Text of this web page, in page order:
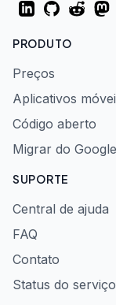
LinkedInGitHubReddit
PRODUTO
Preços
Aplicativos
Código aberto
Migrar do
SUPORTE
Central de ajuda
FAQ
Contato
Status do serviço